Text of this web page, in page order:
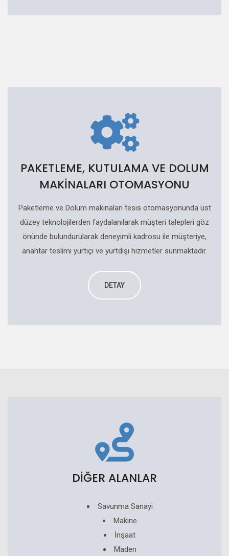
PAKETLEME, KUTULAMA VE DOLUM
MAKİNALARI OTOMASYONU
Paketleme ve Dolum makinaları tesis otomasyonunda üst
düzey teknolojilerden faydalanılarak müşteri talepleri göz
önünde bulundurularak deneyimli kadrosu ile müşteriye,
anahtar teslimi yurtiçi ve yurtdışı hizmetler sunmaktadır.
DETAY
DİĞER ALANLAR
Savunma Sanayi
Makine
İnşaat
Maden